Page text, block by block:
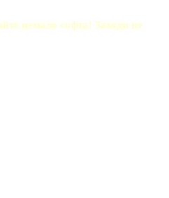
немало софта! Заходи не